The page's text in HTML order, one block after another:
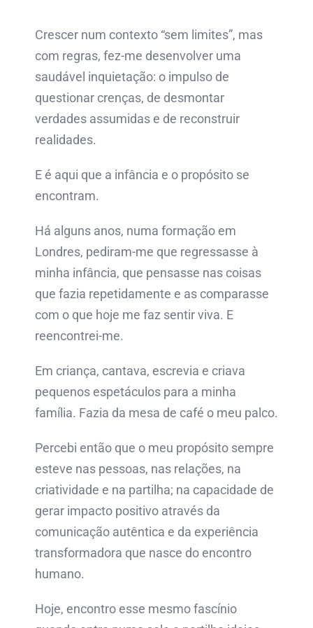
Crescer num contexto “sem limites”, mas
com regras, fez-me desenvolver uma
saudável inquietação: o impulso de
questionar crenças, de desmontar
verdades assumidas e de reconstruir
realidades.
E é aqui que a infância e o propósito se
encontram.
Há alguns anos, numa formação em
Londres, pediram-me que regressasse à
minha infância, que pensasse nas coisas
que fazia repetidamente e as comparasse
com o que hoje me faz sentir viva. E
reencontrei-me.
Em criança, cantava, escrevia e criava
pequenos espetáculos para a minha
família. Fazia da mesa de café o meu palco.
Percebi então que o meu propósito sempre
esteve nas pessoas, nas relações, na
criatividade e na partilha; na capacidade de
gerar impacto positivo através da
comunicação autêntica e da experiência
transformadora que nasce do encontro
humano.
Hoje, encontro esse mesmo fascínio